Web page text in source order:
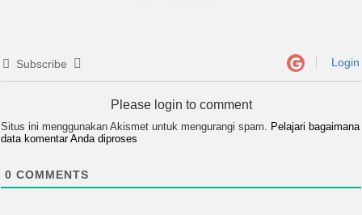
Subscribe Login
Please login to comment
Situs ini menggunakan Akismet untuk mengurangi spam. Pelajari bagaimana
data komentar Anda diproses
0 COMMENTS